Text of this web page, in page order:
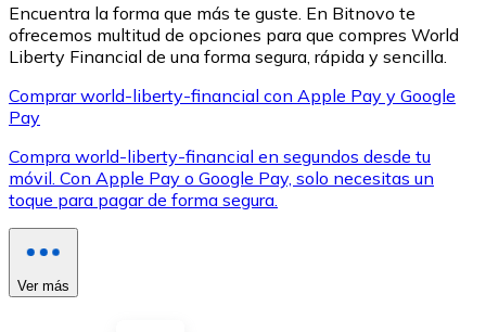
Ver todo
Efectivo
Compra criptomonedas con efectivo en tu tienda más
Encuentra la forma que más te guste. En Bitnovo te
ofrecemos multitud de opciones para que compres World
Liberty Financial de una forma segura, rápida y sencilla.
Comprar world-liberty-financial con Apple Pay y Google
Pay
Compra world-liberty-financial en segundos desde tu
móvil. Con Apple Pay o Google Pay, solo necesitas un
toque para pagar de forma segura.
Ver más